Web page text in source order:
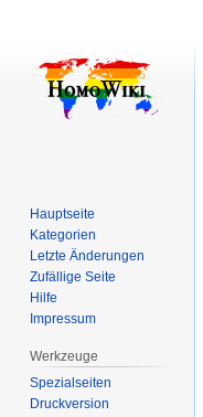
Hauptseite
Kategorien
Letzte Änderungen
Zufällige Seite
Hilfe
Impressum
Werkzeuge
Spezialseiten
Druckversion